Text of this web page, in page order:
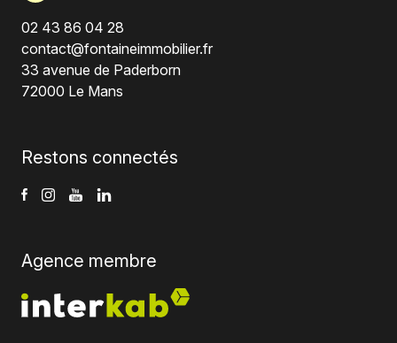
02 43 86 04 28
contact@fontaineimmobilier.fr
33 avenue de Paderborn
72000 Le Mans
Restons connectés
Agence membre